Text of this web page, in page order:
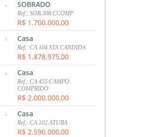
, SOBRADO
Ref.: SOB.308.CCOMP
R$ 1.700.000,00
, Casa
Ref.: CA.104.STA CANDIDA
R$ 1.878.975,00
, Casa
Ref.: CA.455.CAMPO
COMPRIDO
R$ 2.000.000,00
, Casa
Ref.: CA.102.ATUBA
R$ 2.590.000,00